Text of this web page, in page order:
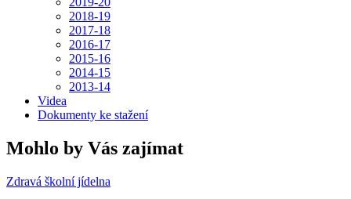
2018-19
2017-18
2016-17
2015-16
2014-15
2013-14
Videa
Dokumenty ke stažení
Mohlo by Vás zajímat
Zdravá školní jídelna